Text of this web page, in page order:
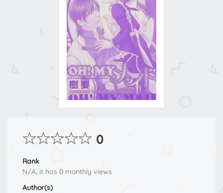
0
Rank
N/A, it has 0 monthly views
Author(s)